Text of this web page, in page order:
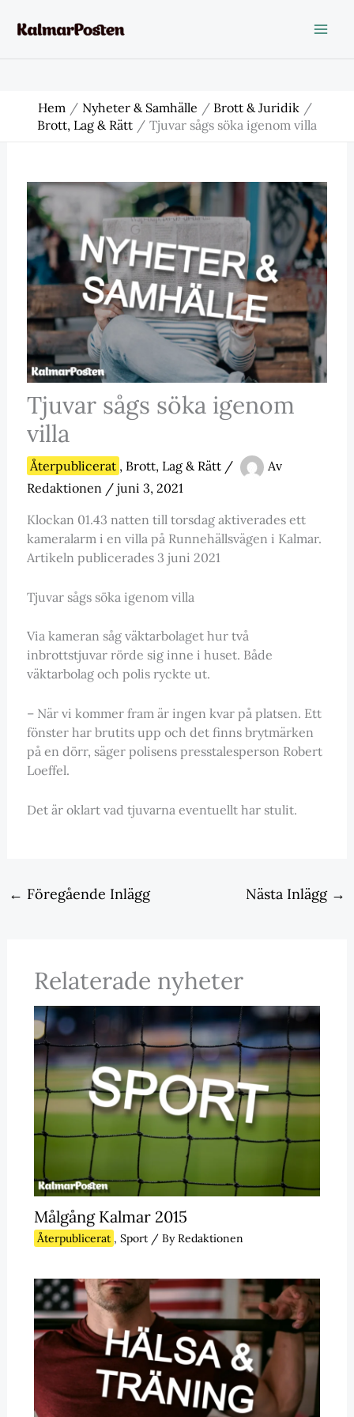
Hem Nyheter & Samhälle
Brott & Juridik
Brott, Lag & Rätt
Tjuvar sågs söka igenom villa
Tjuvar sågs söka igenom
villa
Återpublicerat , Brott, Lag & Rätt/
Av
Redaktionen / juni 3, 2021
Klockan 01.43 natten till torsdag aktiverades ett
kameralarm i en villa på Runnehällsvägen i Kalmar.
Artikeln publicerades 3 juni 2021
Tjuvar sågs söka igenom villa
Via kameran såg väktarbolaget hur två
inbrottstjuvar rörde sig inne i huset. Både
väktarbolag och polis ryckte ut.
– När vi kommer fram är ingen kvar på platsen. Ett
fönster har brutits upp och det finns brytmärken
på en dörr, säger polisens presstalesperson Robert
Loeffel.
Det är oklart vad tjuvarna eventuellt har stulit.
← Föregående Inlägg Nästa Inlägg →
Relaterade nyheter
Målgång Kalmar 2015
Återpublicerat , Sport/ ByRedaktionen